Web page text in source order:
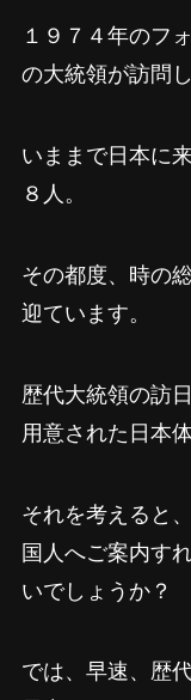
１９７４年のフ
の大統領が訪問
いままで日本に
８人。
その都度、時の
迎ています。
歴代大統領の訪
用意された日本体
それを考えると
国人へご案内す
いでしょうか？
では、早速、歴